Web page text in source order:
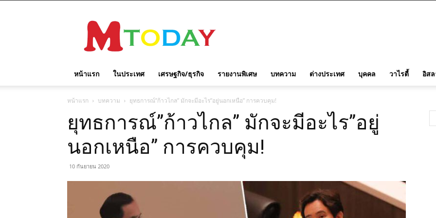
TODAY
หน้าแรก ในประเทศ เศรษฐกิจ/ธุรกิจ รายงานพิเศษ บทความ ต่างประเทศ บุคคล วาไรตี้ อิส
หน้าแรก บทความ ยุทธการณ์”ก้าวไกล” มักจะมีอะไร”อยู่นอกเหนือ” การควบคุม!
ยุทธการณ์”ก้าวไกล” มักจะมีอะไร”อยู่
นอกเหนือ” การควบคุม!
10 กันยายน 2020